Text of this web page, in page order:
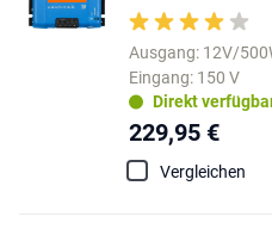
Ausgang: 12V/
Eingang: 150 V
Direkt
229,95 €
Vergleichen